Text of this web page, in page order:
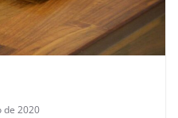
de 2020